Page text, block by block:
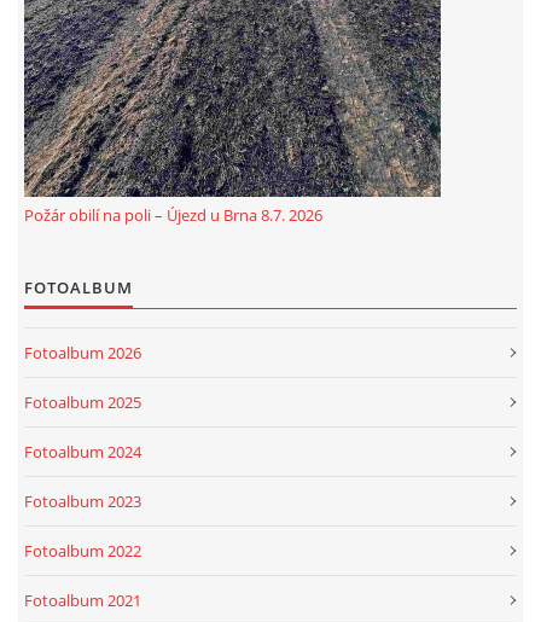
Požár obilí na poli – Újezd u Brna 8.7. 2026
FOTOALBUM
Fotoalbum 2026
Fotoalbum 2025
Fotoalbum 2024
Fotoalbum 2023
Fotoalbum 2022
Fotoalbum 2021